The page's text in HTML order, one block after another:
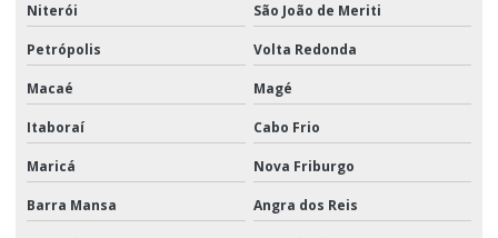
Niterói São João de Meriti
Petrópolis Volta Redonda
Macaé Magé
Itaboraí Cabo Frio
Maricá Nova Friburgo
Barra Mansa Angra dos Reis